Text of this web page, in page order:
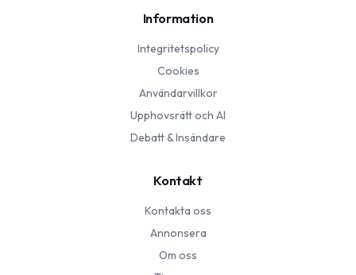
Information
Integritetspolicy
Cookies
Användarvillkor
Upphovsrätt och AI
Debatt & Insändare
Kontakt
Kontakta oss
Annonsera
Om oss